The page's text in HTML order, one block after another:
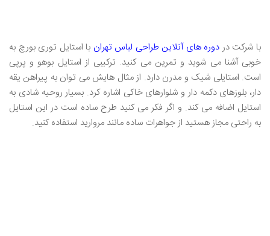
با شرکت دردوره های آنلاین طراحی لباس تهران با استایل توری بورچ به
خوبی آشنا می شوید و تمرین می کنید. ترکیبی از استایل بوهو و پرپی
است. استایلی شیک و مدرن دارد. از مثال هایش می توان به پیراهن یقه
دار، بلوزهای دکمه دار و شلوارهای خاکی اشاره کرد. بسیار روحیه شادی به
استایل اضافه می کند. و اگر فکر می کنید طرح ساده است در این استایل
به راحتی مجاز هستید از جواهرات ساده مانند مروارید استفاده کنید.